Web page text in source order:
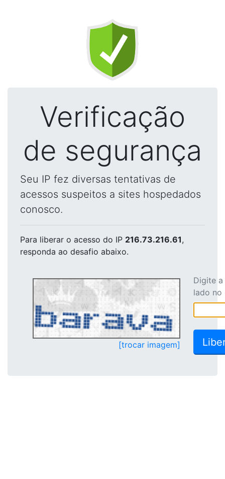
Verificação
de segurança
Seu IP fez diversas tentativas de
acessos suspeitos a sites hospedados
conosco.
Para liberar o acesso do IP 216.73.216.61,
responda ao desafio abaixo.
[trocar imagem]
Digite
lado no